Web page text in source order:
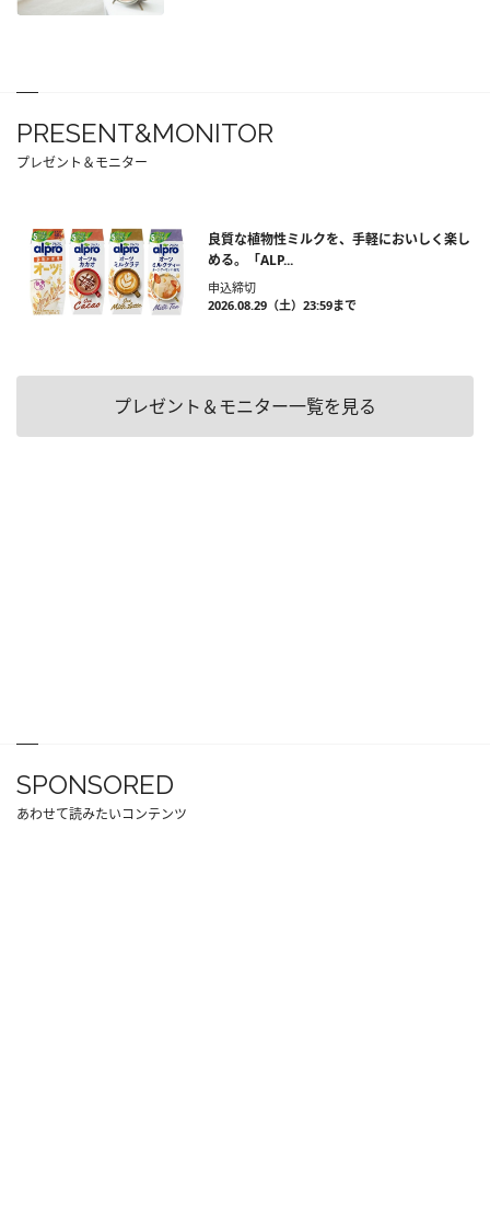
PRESENT&MONITOR
プレゼント＆モニター
良質な植物性ミルクを、手軽においしく楽し
める。「ALP...
申込締切
2026.08.29（土）23:59まで
プレゼント＆モニター一覧を見る
SPONSORED
あわせて読みたいコンテンツ